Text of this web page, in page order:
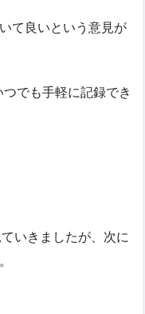
て良いという意見が
でも手軽に記録でき
いきましたが、次に